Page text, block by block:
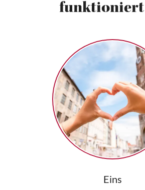
funktioniert
Eins